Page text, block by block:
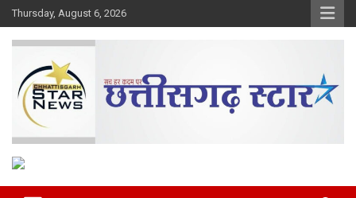
Skip
to
content
Thursday, August 6, 2026
Chhattisgarh Star